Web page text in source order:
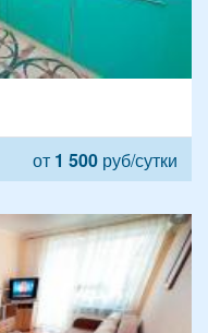
от 1 500 руб/сутки